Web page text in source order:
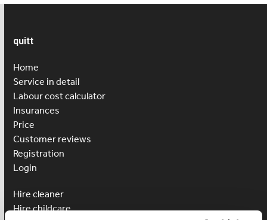
quitt
Home
Service in detail
Labour cost calculator
Insurances
Price
Customer reviews
Registration
Login
Hire cleaner
Hire childcare